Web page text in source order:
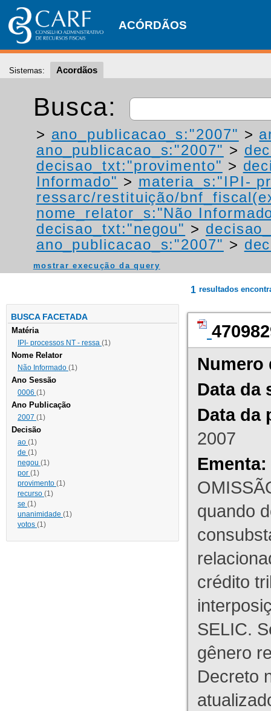
ACÓRDÃOS
Sistemas: Acordãos
Busca:
> ano_publicacao_s:"2007" >
ano_publicacao_s:"2007" >
decisao_txt:"provimento" >
Informado" > materia_s:"IPI-
ressarc/restituição/
nome_relator_s:"Não
decisao_txt:"negou" >
ano_publicacao_s:"2007" >
mostrar execução da query
BUSCA FACETADA
Matéria
IPI- processos NT - ressa (1)
Nome Relator
Não Informado (1)
Ano Sessão
0006 (1)
Ano Publicação
2007 (1)
Decisão
ao (1)
de (1)
negou (1)
por (1)
provimento (1)
recurso (1)
se (1)
unanimidade (1)
votos (1)
1 resultados
Numero
Data da
Data da
2007
Ementa:
quando
crédito
SELIC.
gênero
Decreto